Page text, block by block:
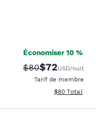
Économiser 10 %
Tarif barré :
$80Tarif réduit :
$72USD/nuit
Tarif de membre
Afficher les
$80 Total